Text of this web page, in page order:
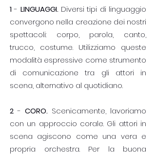
1- LINGUAGGI. Diversi tipi di linguaggio
convergono nella creazione dei nostri
spettacoli: corpo, parola, canto,
trucco, costume. Utilizziamo queste
modalità espressive come strumento
di comunicazione tra gli attori in
scena, alternativo al quotidiano.
2 - CORO. Scenicamente, lavoriamo
con un approccio corale. Gli attori in
scena agiscono come una vera e
propria orchestra. Per la buona